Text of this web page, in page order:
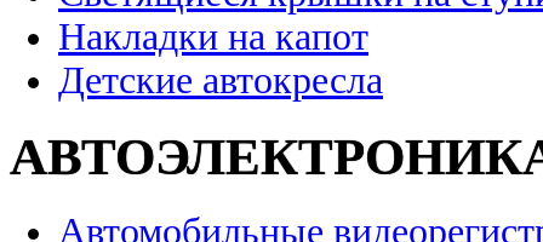
Накладки на капот
Детские автокресла
Автомобильные